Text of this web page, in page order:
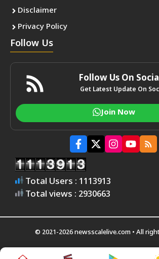
Disclaimer
Privacy Policy
Follow Us
Follow Us On
Get Latest Update On
Join Now
Total Users : 1113913
Total views : 2930663
© 2021-2026 newsscalelive.com • All